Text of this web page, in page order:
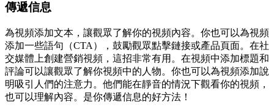
傳遞信息
為視頻添加文本，讓觀眾了解你的視頻內容。你也可以為視頻
添加一些語句（CTA），鼓勵觀眾點擊鏈接或產品頁面。在社
交媒體上創建營銷視頻，這招非常有用。在視頻中添加標題和
評論可以讓觀眾了解你視頻中的人物。你也可以為視頻添加說
明吸引人們的注意力。他們能在靜音的情況下觀看你的視頻，
也可以理解內容。是你傳遞信息的好方法！